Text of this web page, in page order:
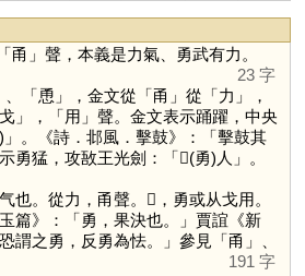
甬 」聲，本義是力氣、勇武有力。
23 字
、「恿 」，金文從「甬 」從「力 」，
戈」，「用 」聲。金文表示踊躍，中央
。《詩．邶風．擊鼓》：「擊鼓其
勇猛，攻敔王光劍：「𢦨(勇)人」。
。從力，甬聲。𢦨，勇或从戈用。
篇》：「勇，果決也。」賈誼《新
謂之勇，反勇為怯。」參見「甬 」、
191 字